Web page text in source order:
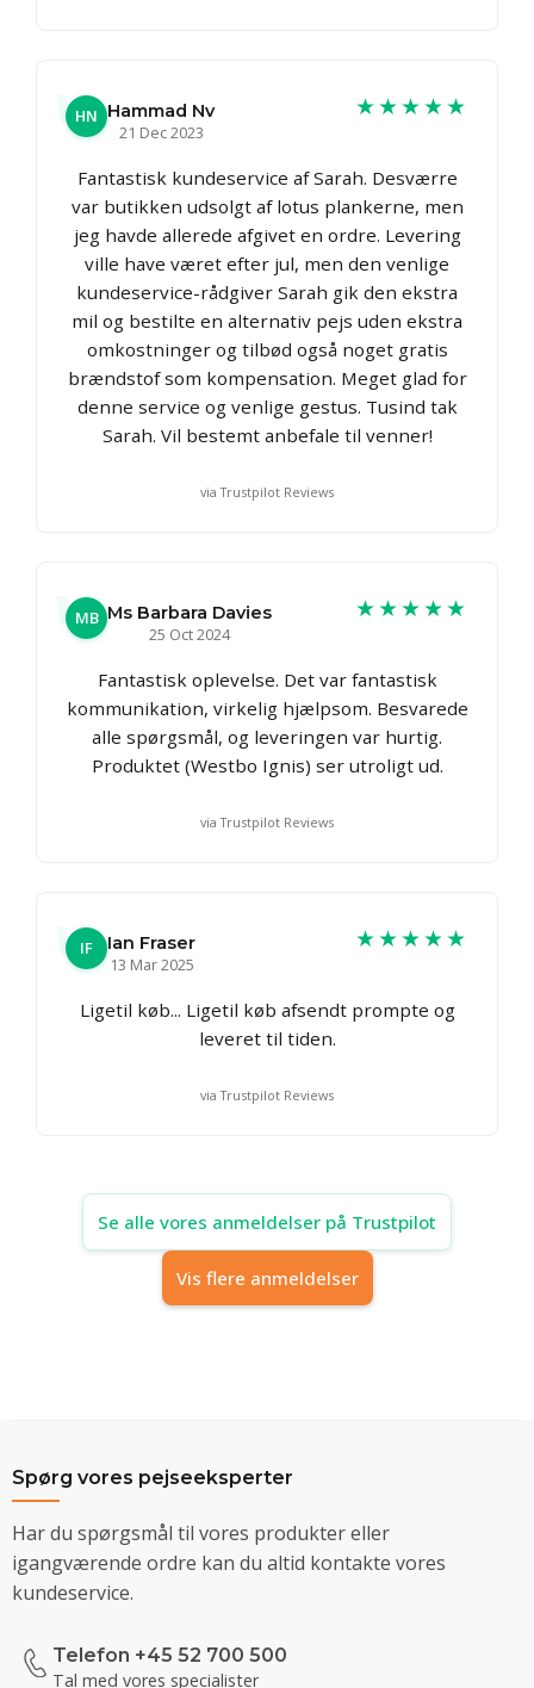
HN Hammad Nv
21 Dec 2023
★★★★★
Fantastisk kundeservice af Sarah. Desværre
var butikken udsolgt af lotus plankerne, men
jeg havde allerede afgivet en ordre. Levering
ville have været efter jul, men den venlige
kundeservice-rådgiver Sarah gik den ekstra
mil og bestilte en alternativ pejs uden ekstra
omkostninger og tilbød også noget gratis
brændstof som kompensation. Meget glad for
denne service og venlige gestus. Tusind tak
Sarah. Vil bestemt anbefale til venner!
via Trustpilot Reviews
MB Ms Barbara Davies
25 Oct 2024
★★★★★
Fantastisk oplevelse. Det var fantastisk
kommunikation, virkelig hjælpsom. Besvarede
alle spørgsmål, og leveringen var hurtig.
Produktet (Westbo Ignis) ser utroligt ud.
via Trustpilot Reviews
IF
Ian Fraser
13 Mar 2025
★★★★★
Ligetil køb... Ligetil køb afsendt prompte og
leveret til tiden.
via Trustpilot Reviews
Se alle vores anmeldelser på Trustpilot
Vis flere anmeldelser
Spørg vores pejseeksperter
Har du spørgsmål til vores produkter eller
igangværende ordre kan du altid kontakte vores
kundeservice.
Telefon +45 52 700 500
Tal med vores specialister